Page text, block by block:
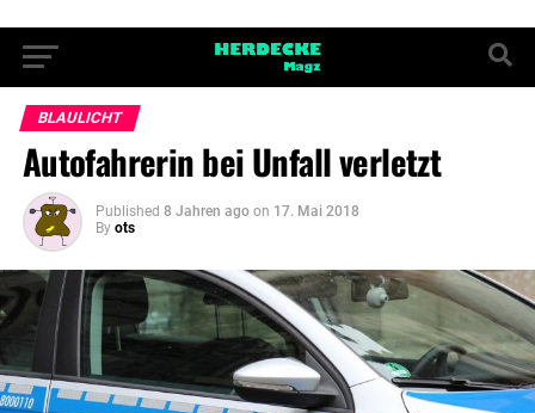
BLAULICHT
Autofahrerin bei Unfall verletzt
Published 8 Jahren ago on 17. Mai 2018
By ots